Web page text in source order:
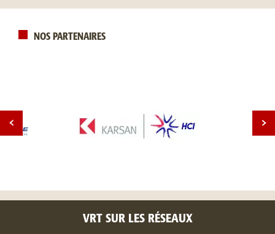
NOS PARTENAIRES
VRT SUR LES RÉSEAUX